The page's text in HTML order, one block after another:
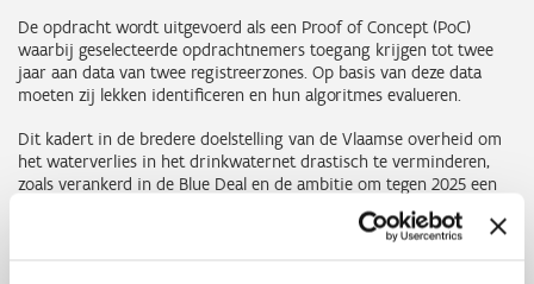
De opdracht wordt uitgevoerd als een Proof of Concept (PoC)
waarbij geselecteerde opdrachtnemers toegang krijgen tot twee
jaar aan data van twee registreerzones. Op basis van deze data
moeten zij lekken identificeren en hun algoritmes evalueren.
Dit kadert in de bredere doelstelling van de Vlaamse overheid om
het waterverlies in het drinkwaternet drastisch te verminderen,
zoals verankerd in de Blue Deal en de ambitie om tegen 2025 een
Infrastructure Leakage Index (ILI) van 0,5 te behalen.